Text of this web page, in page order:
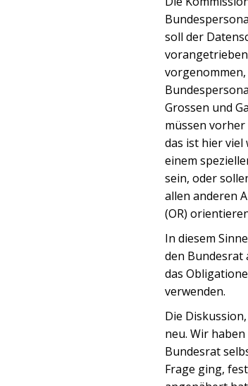
soll der
Grossen und
müssen
das ist hier
einem
sein, oder
allen anderen
(OR)
In diesem
den Bundesrat
das
verwenden.
Die
neu. Wir
Bundesrat
Frage ging,